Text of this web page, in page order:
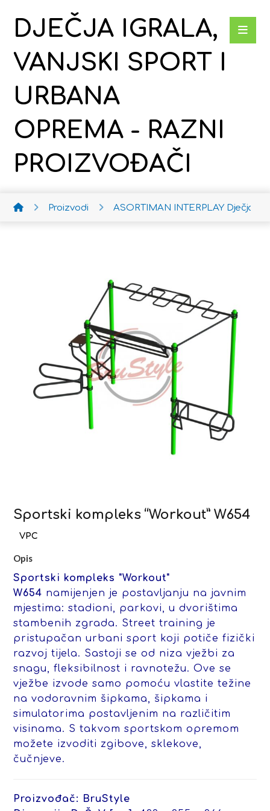
DJEČJA IGRALA,
VANJSKI SPORT I
URBANA
OPREMA - RAZNI
PROIZVOĐAČI
Proizvodi ASORTIMAN INTERPLAY Dječja
Sportski kompleks “Workout” W654
Opis
Sportski kompleks "Workout"
W654 namijenjen je postavljanju na javnim
mjestima: stadioni, parkovi, u dvorištima
stambenih zgrada. Street training je
pristupačan urbani sport koji potiče fizički
razvoj tijela. Sastoji se od niza vježbi za
snagu, fleksibilnost i ravnotežu. Ove se
vježbe izvode samo pomoću vlastite težine
na vodoravnim šipkama, šipkama i
simulatorima postavljenim na različitim
visinama. S takvom sportskom opremom
možete izvoditi zgibove, sklekove,
čučnjeve.
Proizvođač: BruStyle